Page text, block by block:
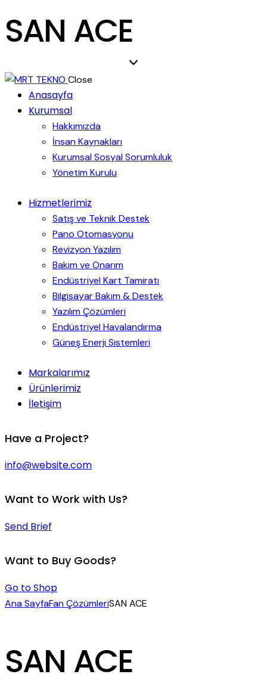
SAN ACE
Close
Anasayfa
Kurumsal
Hakkımızda
İnsan Kaynakları
Kurumsal Sosyal Sorumluluk
Yönetim Kurulu
Hizmetlerimiz
Satış ve Teknik Destek
Pano Otomasyonu
Revizyon Yazılım
Bakım ve Onarım
Endüstriyel Kart Tamiratı
Bilgisayar Bakım & Destek
Yazılım Çözümleri
Endüstriyel Havalandırma
Güneş Enerji Sistemleri
Markalarımız
Ürünlerimiz
İletişim
instagram
facebook-
linkedin
twitter-
Have a Project?
info@website.com
Want to Work with Us?
Send Brief
Want to Buy Goods?
Go to Shop
Ana SayfaFan ÇözümleriSAN ACE
SAN ACE